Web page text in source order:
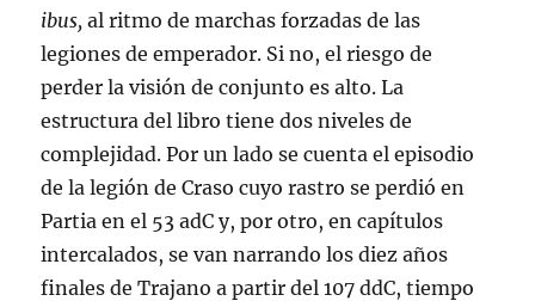
ibus,al ritmo de marchas forzadas de las
legiones de emperador. Si no, el riesgo de
perder la visión de conjunto es alto. La
estructura del libro tiene dos niveles de
complejidad. Por un lado se cuenta el episodio
de la legión de Craso cuyo rastro se perdió en
Partia en el 53 adC y, por otro, en capítulos
intercalados, se van narrando los diez años
finales de Trajano a partir del 107 ddC, tiempo